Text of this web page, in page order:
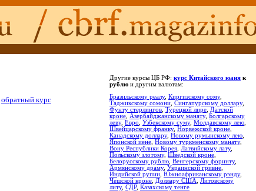
обратный курс
Другие курсы ЦБ РФ: курс Китайского юаня к
рублю и другим валютам:
Бразильскому реалу, Киргизскому сому,
Таджикскому сомони Сингапурскому доллару,
Фунту стерлингов Турецкой лире
Датской
кроне
Азербайджанскому манату, Болгарскому
леву, Евро Узбекскому суму, Молдавскому лею
Швейцарскому франку, Норвежской кроне
Канадскому доллару, Новому румынскому лею
Японской иене Новому туркменскому манату,
Вону Республики Корея Латвийскому лату,
Польскому злотому, Шведской кроне
Белорусскому рублю Венгерскому форинту,
Армянскому драму, Украинской гривне
Индийской рупии Южноафриканскому рэнду,
Чешской кроне
Доллару США
Литовскому
литу, СДР, Казахскому тенге